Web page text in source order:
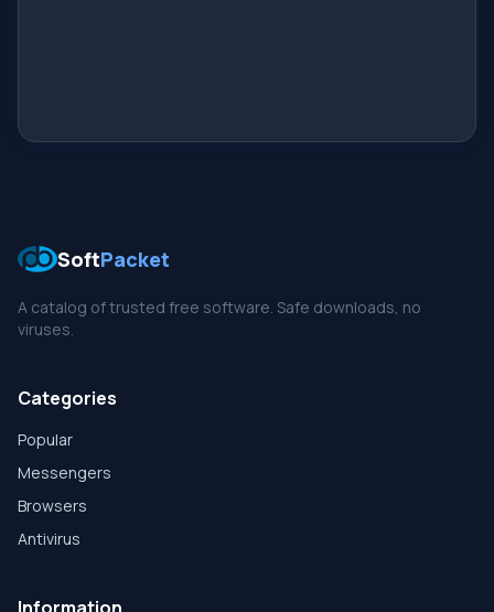
SoftPacket
A catalog of trusted free software. Safe downloads, no
viruses.
Categories
Popular
Messengers
Browsers
Antivirus